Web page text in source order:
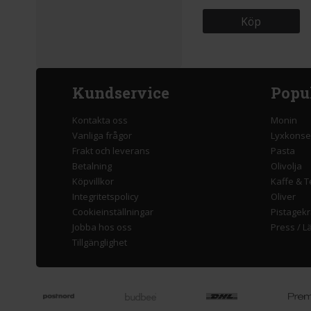
Köp
Kundservice
Kontakta oss
Vanliga frågor
Frakt och leverans
Betalning
Köpvillkor
Integritetspolicy
Cookieinställningar
Jobba hos oss
Tillgänglighet
Monin
Pasta
Olivolja
Kaffe &
Oliver
Press /